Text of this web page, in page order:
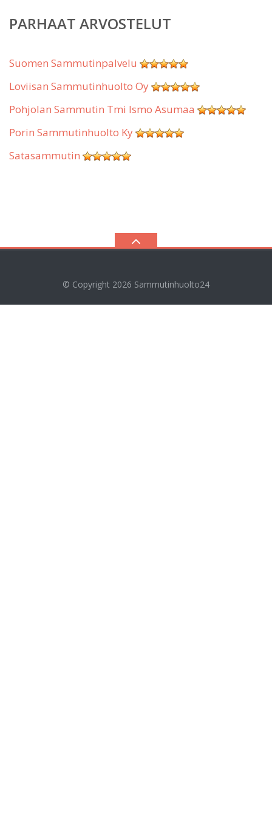
PARHAAT ARVOSTELUT
Suomen Sammutinpalvelu
Loviisan Sammutinhuolto Oy
Pohjolan Sammutin Tmi Ismo Asumaa
Porin Sammutinhuolto Ky
Satasammutin
© Copyright 2026 Sammutinhuolto24